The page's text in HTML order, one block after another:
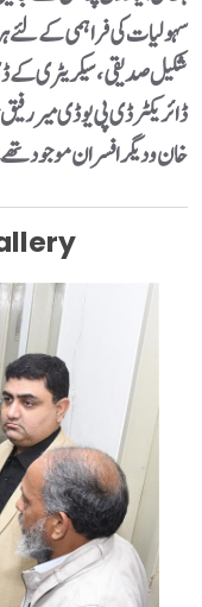
سہولیات کی فراہمی کے لئے
شکیل صدیقی، سیکریٹری کے
ڈائریکٹر ڈی پی یو ڈی میر
خان و دیگر افسران موجود